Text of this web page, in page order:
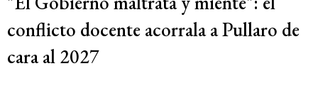
conflicto docente acorrala a Pullaro de
cara al 2027